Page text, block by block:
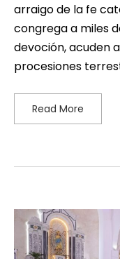
arraigo de la fe
congrega a miles
devoción, acuden
procesiones
Read More